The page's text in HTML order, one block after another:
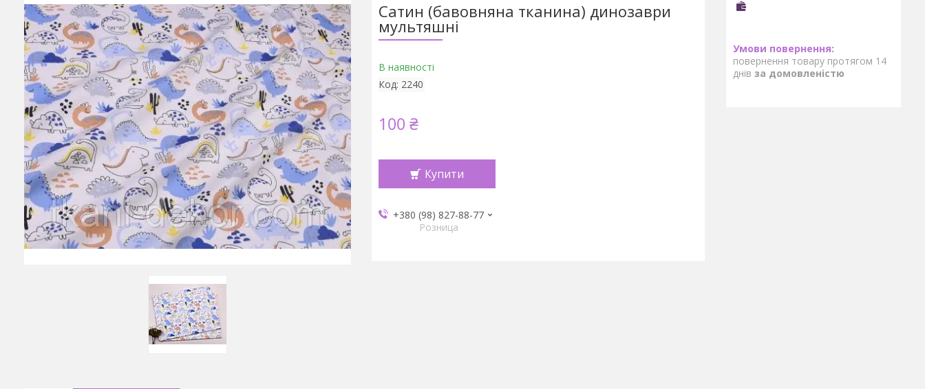
Сатин (бавовняна тканина) динозаври
мультяшні
В наявності
Код: 2240
100 ₴
Купити
+380 (98) 827-88-77
Розница
повернення товару протягом 14
днів за домовленістю